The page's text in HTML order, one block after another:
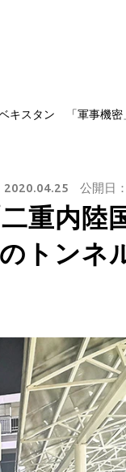
キスタン 「軍事機密
重内陸
トンネ
2020.04.25 公開日：